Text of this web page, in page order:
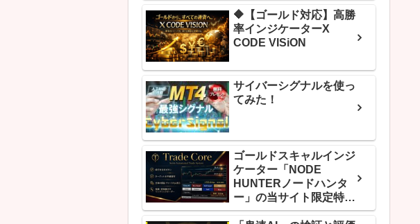
🔶【ゴールド対応】高勝
率インジケーターX
CODE VISiON
サイバーシグナルを使っ
てみた！
ゴールドスキャルインジ
ケーター「NODE
HUNTERノードハンタ
ー」の当サイト限定特典
「Trade Corel」